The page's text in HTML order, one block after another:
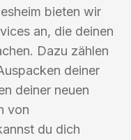
bieten wir
an, die deinen
Dazu zählen
deiner
deiner neuen
von
du dich